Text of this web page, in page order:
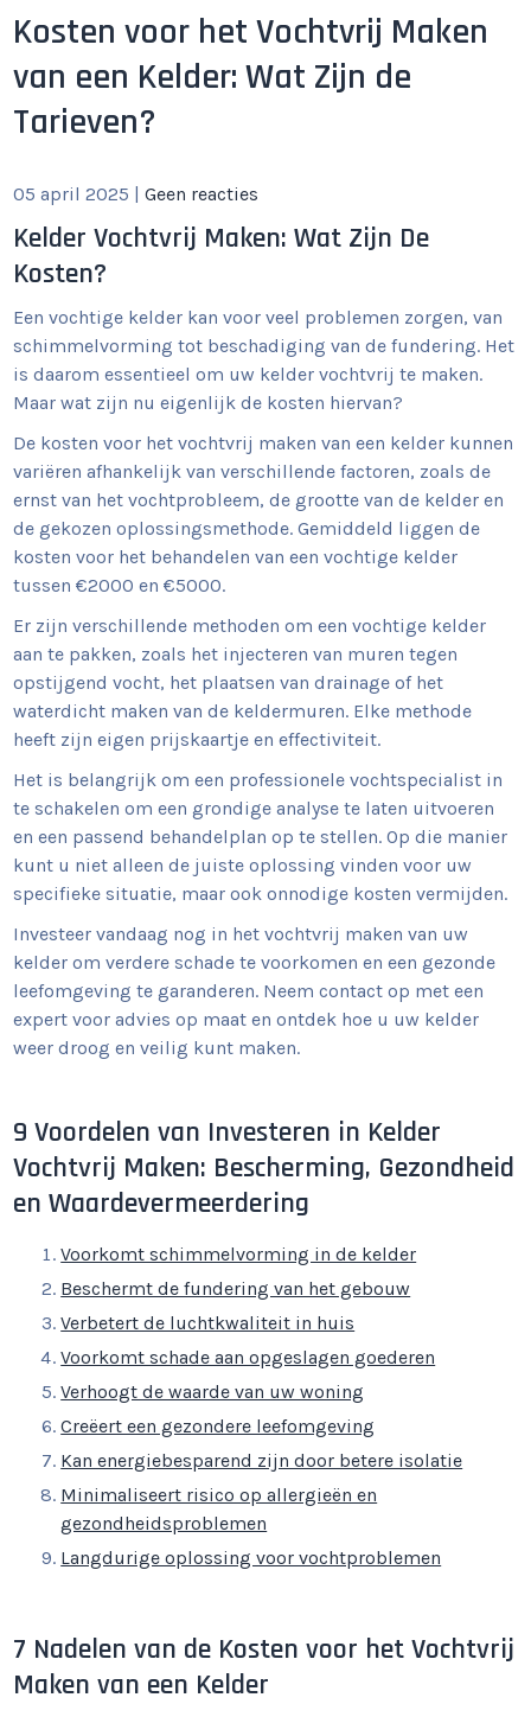
Kosten voor het Vochtvrij Maken
van een Kelder: Wat Zijn de
Tarieven?
05 april 2025 |Geen reacties
Kelder Vochtvrij Maken: Wat Zijn De
Kosten?
Een vochtige kelder kan voor veel problemen zorgen, van
schimmelvorming tot beschadiging van de fundering. Het
is daarom essentieel om uw kelder vochtvrij te maken.
Maar wat zijn nu eigenlijk de kosten hiervan?
De kosten voor het vochtvrij maken van een kelder kunnen
variëren afhankelijk van verschillende factoren, zoals de
ernst van het vochtprobleem, de grootte van de kelder en
de gekozen oplossingsmethode. Gemiddeld liggen de
kosten voor het behandelen van een vochtige kelder
tussen €2000 en €5000.
Er zijn verschillende methoden om een vochtige kelder
aan te pakken, zoals het injecteren van muren tegen
opstijgend vocht, het plaatsen van drainage of het
waterdicht maken van de keldermuren. Elke methode
heeft zijn eigen prijskaartje en effectiviteit.
Het is belangrijk om een professionele vochtspecialist in
te schakelen om een grondige analyse te laten uitvoeren
en een passend behandelplan op te stellen. Op die manier
kunt u niet alleen de juiste oplossing vinden voor uw
specifieke situatie, maar ook onnodige kosten vermijden.
Investeer vandaag nog in het vochtvrij maken van uw
kelder om verdere schade te voorkomen en een gezonde
leefomgeving te garanderen. Neem contact op met een
expert voor advies op maat en ontdek hoe u uw kelder
weer droog en veilig kunt maken.
9 Voordelen van Investeren in Kelder
Vochtvrij Maken: Bescherming, Gezondheid
en Waardevermeerdering
Voorkomt schimmelvorming in de kelder
Beschermt de fundering van het gebouw
Verbetert de luchtkwaliteit in huis
Voorkomt schade aan opgeslagen goederen
Verhoogt de waarde van uw woning
Creëert een gezondere leefomgeving
Kan energiebesparend zijn door betere isolatie
Minimaliseert risico op allergieën en
gezondheidsproblemen
Langdurige oplossing voor vochtproblemen
7 Nadelen van de Kosten voor het Vochtvrij
Maken van een Kelder